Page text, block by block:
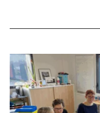
AUX
SOINS
:
L’ARS
BRETAGNE
S’ENGAGE
!